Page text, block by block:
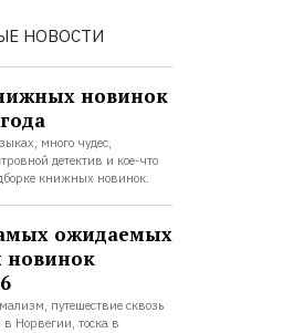
НОВОСТИ
новинок
много чудес,
детектив и кое-что
книжных новинок.
ожидаемых
путешествие сквозь
Норвегии, тоска в